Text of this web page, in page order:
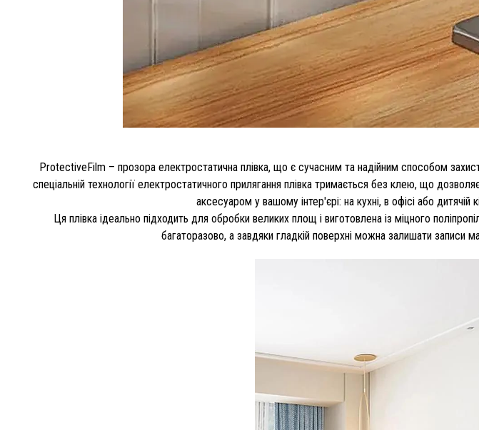
ProtectiveFilm – прозора електростатична плівка, що є сучасним та надійним способом
спеціальній технології електростатичного прилягання плівка тримається без клею, що
аксесуаром у вашому інтер'єрі: на кухні, в офісі або
Ця плівка ідеально підходить для обробки великих площ і виготовлена ​​із міцного
багаторазово, а завдяки гладкій поверхні можна залишати записи